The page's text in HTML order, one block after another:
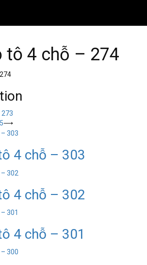
tô 4 chỗ – 274
273
⟶
4 chỗ – 303
4 chỗ – 302
4 chỗ – 301